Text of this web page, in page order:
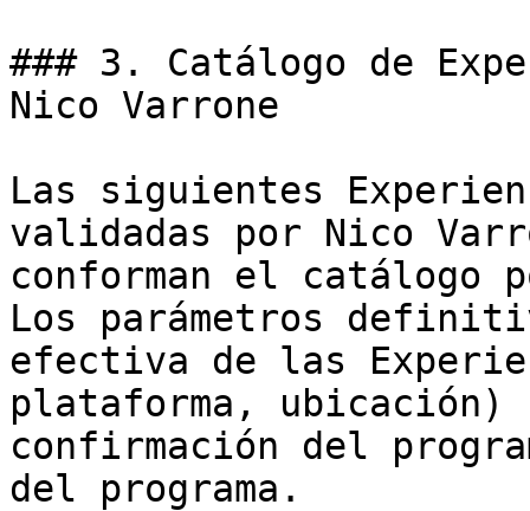
### 3. Catálogo de
Nico Varrone
Las siguientes
validadas por Nico
conforman el catálogo
Los parámetros
efectiva de las
plataforma, ubicación)
confirmación del
del programa.